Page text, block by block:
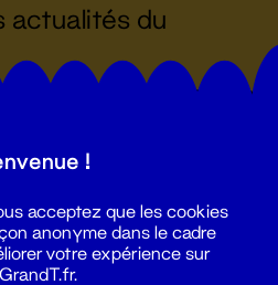
actualités du
!
acceptez que les cookies
anonyme dans le cadre
votre expérience sur